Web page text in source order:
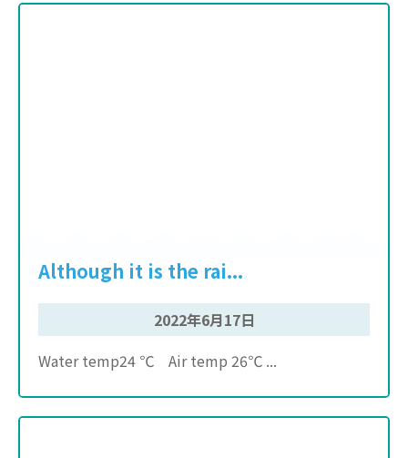
Although it is the rai...
2022年6月17日
Water temp24 ℃ Air temp 26℃ ...